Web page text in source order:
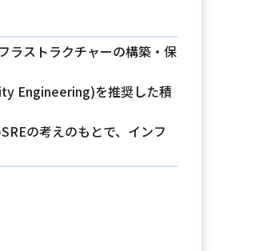
ラストラクチャーの構築・保
Engineering)を推奨した積
の考えのもとで、インフ